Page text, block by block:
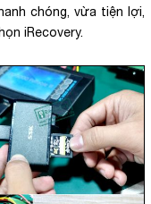
chóng, vừa tiện lợi,
iRecovery.